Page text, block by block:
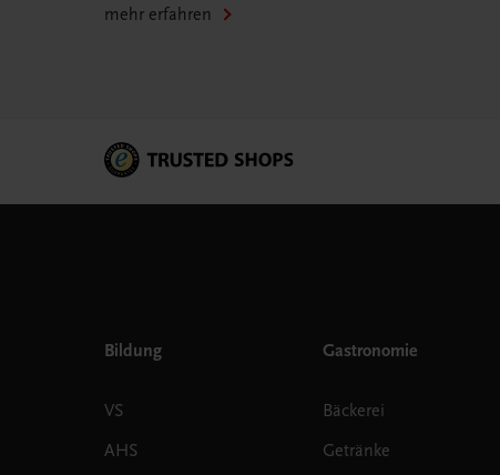
mehr erfahren
Bildung
VS
AHS
Gastronomie
Bäckerei
Getränke